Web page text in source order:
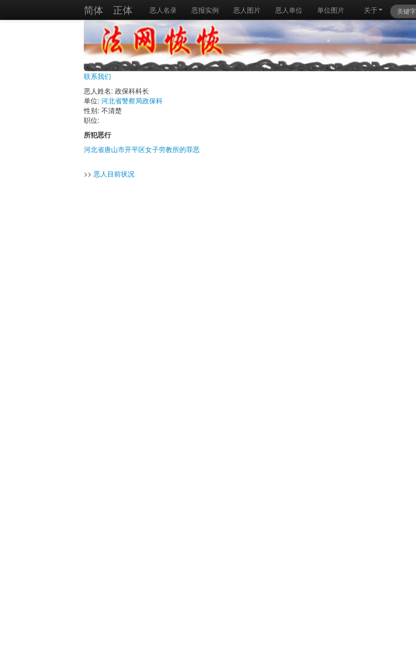
简体 正体 恶人名录 恶报实例 恶人图片 恶人单位 单位图片 关于
联系我们
恶人姓名: 政保科科长
单位: 河北省警察局政保科
性别: 不清楚
职位:
所犯恶行
河北省唐山市开平区女子劳教所的罪恶
>> 恶人目前状况